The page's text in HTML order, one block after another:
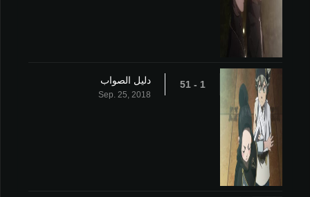
1 - 51 دليل الصواب
Sep. 25, 2018